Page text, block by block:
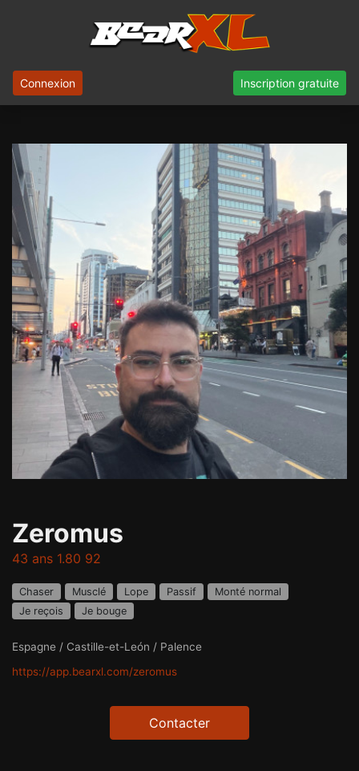
Connexion Inscription gratuite
Zeromus
43 ans 1.80 92
Chaser Musclé Lope Passif
Monté normal
Je reçois
Je bouge
Espagne / Castille-et-León / Palence
https://app.bearxl.com/zeromus
Contacter